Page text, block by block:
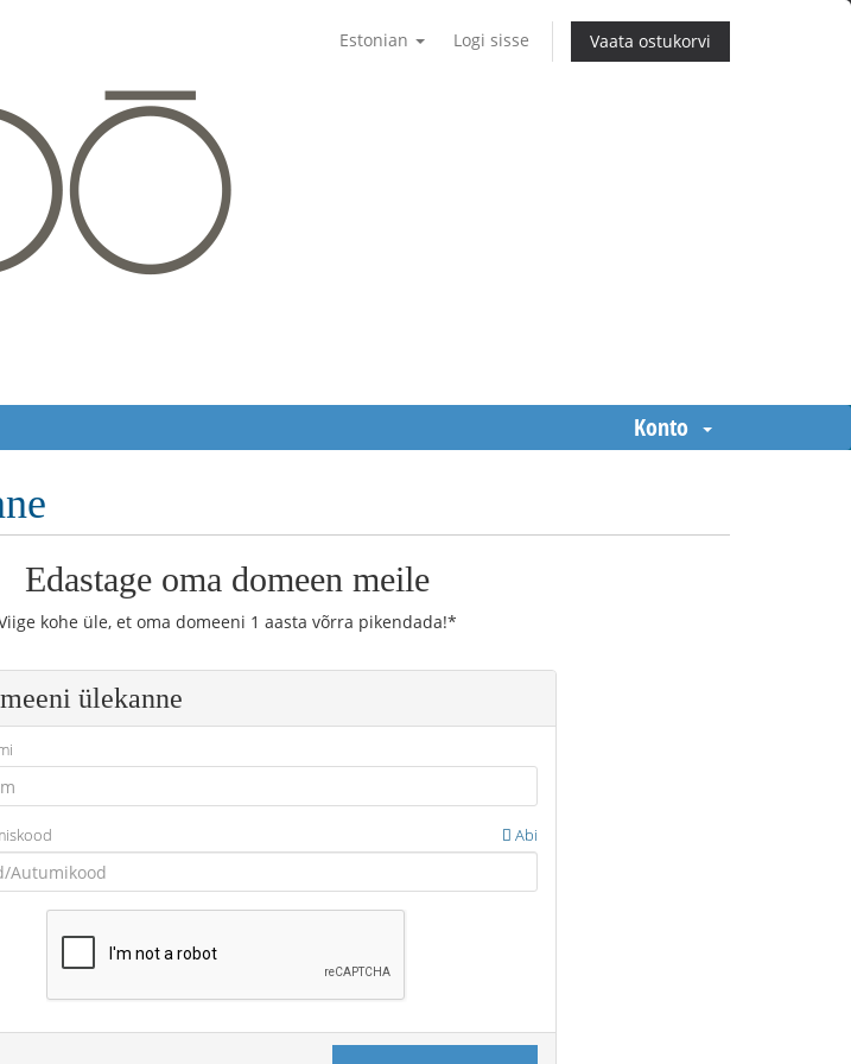
Estonian Logi sisse Vaata ostukorvi
Konto
Edastage oma domeen meile
kohe üle, et oma domeeni 1 aasta võrra pikendada!*
ülekanne
Abi